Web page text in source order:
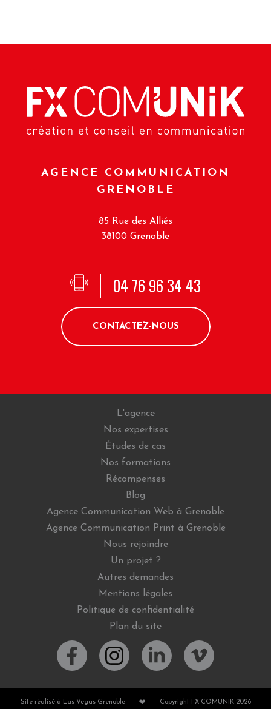
AGENCE COMMUNICATION
GRENOBLE
85 Rue des Alliés
38100 Grenoble
04 76 96 34 43
CONTACTEZ-NOUS
L'agence
Nos expertises
Études de cas
Nos formations
Récompenses
Blog
Agence Communication Web à Grenoble
Agence Communication Print à Grenoble
Nous rejoindre
Un projet ?
Autres demandes
Mentions légales
Politique de confidentialité
Plan du site
Site réalisé àLas VegasGrenoble ❤️ Copyright FX-COMUNIK 2026